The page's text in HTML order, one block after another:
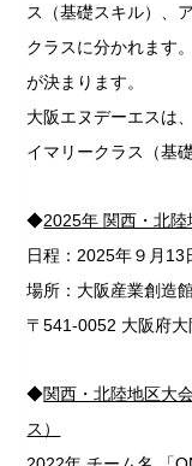
ス（基礎スキル）、
クラスに分かれます
が決まります。
大阪エヌデーエスは
イマリークラス（基
◆2025年 関西・北
日程：2025年９月
場所：大阪産業創造
〒541-0052 大阪府
◆関西・北陸地区大
ス）